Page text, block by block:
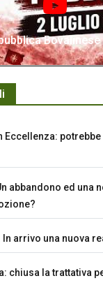
Bovalinese
Eccellenza:
abbandono ed una
arrivo una nuova
chiusa la trattativa